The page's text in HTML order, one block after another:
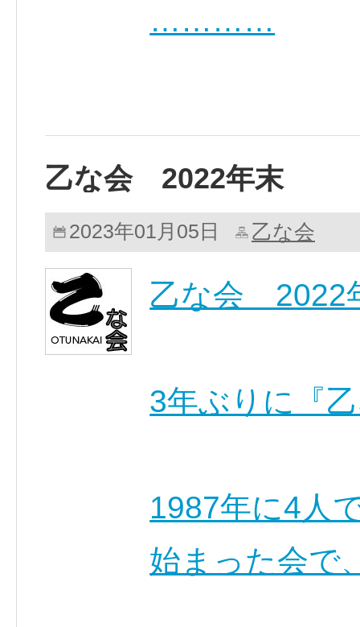
…………
乙な会 2022年末
2023年01月05日 乙な会
乙な会 2022
3年ぶりに『
1987年に4人
始まった会